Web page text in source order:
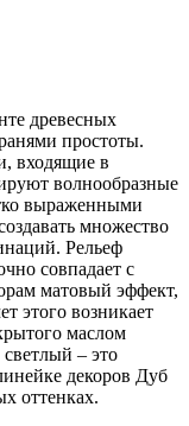
древесных
простоты.
входящие в
волнообразные
выраженными
множество
Рельеф
совпадает с
матовый эффект,
этого возникает
маслом
– это
декоров Дуб
оттенках.